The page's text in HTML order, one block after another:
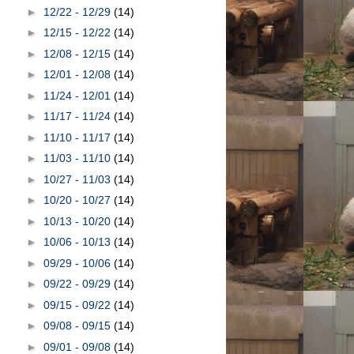
► 12/22 - 12/29 (14)
► 12/15 - 12/22 (14)
► 12/08 - 12/15 (14)
► 12/01 - 12/08 (14)
► 11/24 - 12/01 (14)
► 11/17 - 11/24 (14)
► 11/10 - 11/17 (14)
► 11/03 - 11/10 (14)
► 10/27 - 11/03 (14)
► 10/20 - 10/27 (14)
► 10/13 - 10/20 (14)
► 10/06 - 10/13 (14)
► 09/29 - 10/06 (14)
► 09/22 - 09/29 (14)
► 09/15 - 09/22 (14)
► 09/08 - 09/15 (14)
► 09/01 - 09/08 (14)